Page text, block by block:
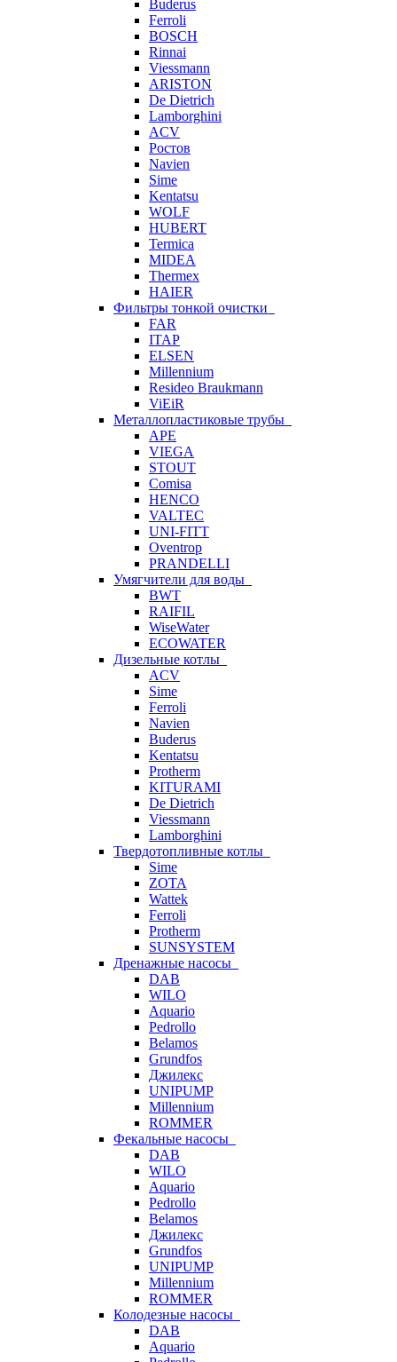
Buderus
Ferroli
BOSCH
Rinnai
Viessmann
ARISTON
De Dietrich
Lamborghini
ACV
Ростов
Navien
Sime
Kentatsu
WOLF
HUBERT
Termica
MIDEA
Thermex
HAIER
Фильтры тонкой очистки
FAR
ITAP
ELSEN
Millennium
Resideo Braukmann
ViEiR
Металлопластиковые трубы
APE
VIEGA
STOUT
Comisa
HENCO
VALTEC
UNI-FITT
Oventrop
PRANDELLI
Умягчители для воды
BWT
RAIFIL
WiseWater
ECOWATER
Дизельные котлы
ACV
Sime
Ferroli
Navien
Buderus
Kentatsu
Protherm
KITURAMI
De Dietrich
Viessmann
Lamborghini
Твердотопливные котлы
Sime
ZOTA
Wattek
Ferroli
Protherm
SUNSYSTEM
Дренажные насосы
DAB
WILO
Aquario
Pedrollo
Belamos
Grundfos
Джилекс
UNIPUMP
Millennium
ROMMER
Фекальные насосы
DAB
WILO
Aquario
Pedrollo
Belamos
Джилекс
Grundfos
UNIPUMP
Millennium
ROMMER
Колодезные насосы
DAB
Aquario